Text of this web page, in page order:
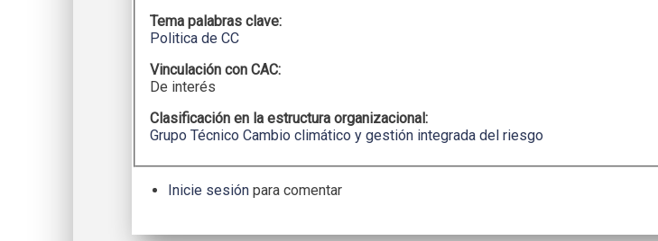
Tema palabras clave:
Politica de CC
Vinculación con CAC:
De interés
Clasificación en la estructura organizacional:
Grupo Técnico Cambio climático y gestión integrada del riesgo
Inicie sesión para comentar